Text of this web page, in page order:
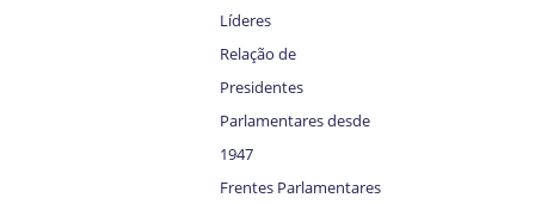
Líderes
Relação de
Presidentes
Parlamentares desde
1947
Frentes Parlamentares